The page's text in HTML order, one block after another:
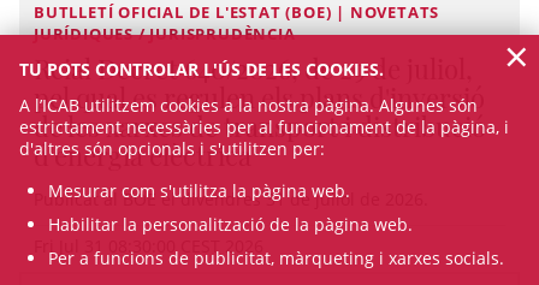
BUTLLETÍ OFICIAL DE L'ESTAT (BOE) | NOVETATS
JURÍDIQUES / JURISPRUDÈNCIA
Reial Decret 640/2026, de 29 de juliol,
pel qual es regulen els plans d'inversió
de les xarxes de transport i distribució
d'energia elèctrica
Publicat al BOE el divendres 31 de juliol de 2026.
Fri Jul 31 08:30:00 CEST 2026
TU POTS CONTROLAR L'ÚS DE LES COOKIES.
A l’ICAB utilitzem cookies a la nostra pàgina. Algunes són
estrictament necessàries per al funcionament de la pàgina, i
d'altres són opcionals i s'utilitzen per:
Mesurar com s'utilitza la pàgina web.
Habilitar la personalització de la pàgina web.
Per a funcions de publicitat, màrqueting i xarxes socials.
×